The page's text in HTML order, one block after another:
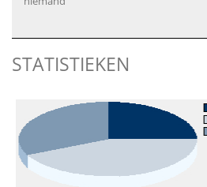
STATISTIEKEN